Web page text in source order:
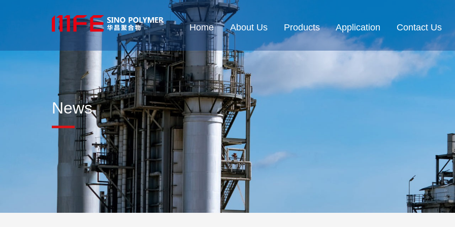
Home About Us Products Application Contact Us
News